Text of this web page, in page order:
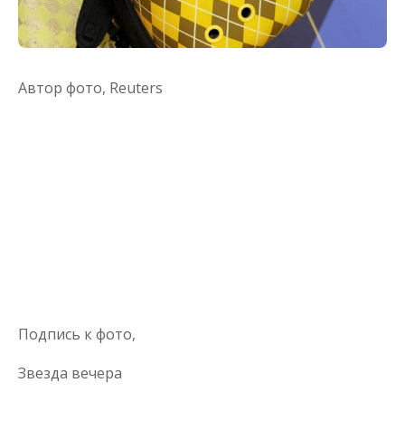
Автор фото, Reuters
Подпись к фото,
Звезда вечера